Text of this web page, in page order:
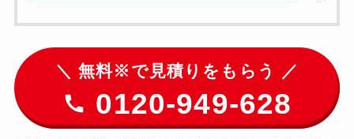
＼ 無料※で見積りをもらう ／
0120-949-628